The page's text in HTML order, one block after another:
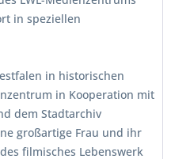
in speziellen
in historischen
in Kooperation mit
dem Stadtarchiv
großartige Frau und ihr
filmisches Lebenswerk